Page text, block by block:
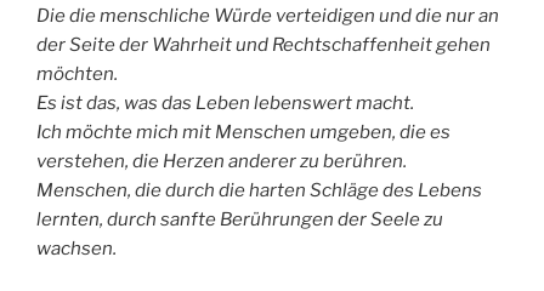
Die die menschliche Würde verteidigen und die nur an
der Seite der Wahrheit und Rechtschaffenheit gehen
möchten.
Es ist das, was das Leben lebenswert macht.
Ich möchte mich mit Menschen umgeben, die es
verstehen, die Herzen anderer zu berühren.
Menschen, die durch die harten Schläge des Lebens
lernten, durch sanfte Berührungen der Seele zu
wachsen.